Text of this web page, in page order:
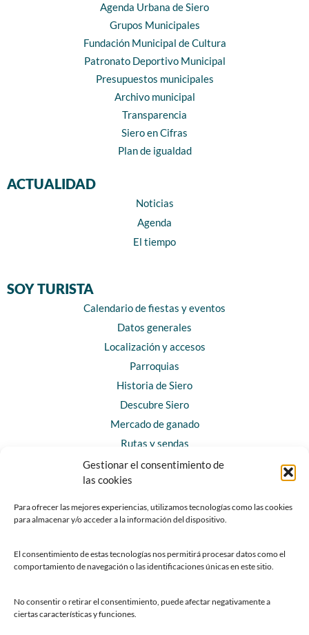
Gestionar el consentimiento de
las cookies
Para ofrecer las mejores experiencias, utilizamos tecnologías como las cookies
para almacenar y/o acceder a la información del dispositivo.
El consentimiento de estas tecnologías nos permitirá procesar datos como el
comportamiento de navegación o las identificaciones únicas en este sitio.
No consentir o retirar el consentimiento, puede afectar negativamente a
ciertas características y funciones.
Agenda Urbana de Siero
Grupos Municipales
Fundación Municipal de Cultura
Patronato Deportivo Municipal
Presupuestos municipales
Archivo municipal
Transparencia
Siero en Cifras
Plan de igualdad
ACTUALIDAD
Noticias
Agenda
El tiempo
SOY TURISTA
Calendario de fiestas y eventos
Datos generales
Localización y accesos
Parroquias
Historia de Siero
Descubre Siero
Mercado de ganado
Rutas y sendas
Horarios y contacto
Teléfonos de interés
Chatbot Siero
SEDES ELECTRÓNICAS
Sede del Ayuntamiento de Siero